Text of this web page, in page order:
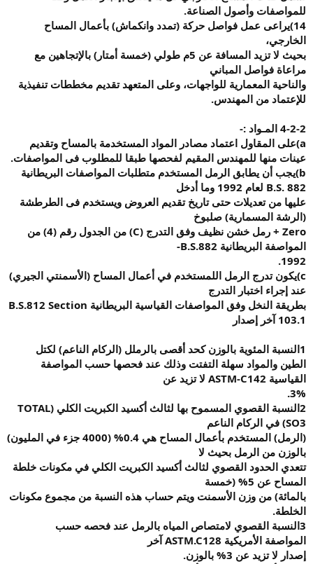
للمواصفات وأصول الصناعة.
14) يراعى عمل فواصل حركة (تمدد وانكماش) بأعمال المساح
الخارجي،
بحيث لا تزيد المسافة عن 5م طولي (خمسة أمتار) بالإتجاهين مع
مراعاة فواصل المباني
والناحية المعمارية للواجهات، وعلى المتعهد تقديم مخططات تنفيذية
للإعتماد من المهندس.
4-2-2 المـواد :-
a) على المقاول اعتماد مصادر المواد المستخدمة بالمساح وتقديم
عينات منها للمهندس المقيم لفحصها طبقا للمطلوب فى المواصفات.
b) يجب أن يطابق الرمل المستخدم متطلبات المواصفات البريطانية
B.S. 882 لعام 1992 وما أدخل
عليها من تعديلات حتى تاريخ تقديم العروض ويستخدم فى الطرطشة
(الرشة المسمارية) صلبوخ
Zero +
رمل خشن نظيف وفق التدرج (C)
من الجدول رقم (4) من
المواصفة البريطانية
1992.
c) يكون تدرج الرمل اللمستخدم في أعمال المساح (الأسمنتي الجيري)
عند إجراء اختبار التدرج
بطريقة النخل وفق المواصفات القياسية البريطانية B.S.812 Section
103.1 آخر إصدار
1النسبة المئوية بالوزن كحد أقصى بالرملل (الركام الناعم) لكتل
الطين والمواد سهلة التفتت وذلك عند فحصها حسب المواصفة
القياسية
لا تزيد عن
3%.
2النسبة القصوي المسموح بها لثالث أكسيد الكبريت الكلي (TOTAL
SO3) في الركام الناعم
(
الرمل) المستخدم بأعمال المساح هي 0.4% (4000 جزء في المليون)
بالوزن من الرمل بحيث لا
تتعدي الحدود القصوي لثالث أكسيد الكبريت الكلي في مكونات خلطة
المساح عن 5% (خمسة
بالمائة) من وزن الأسمنت ويتم حساب هذه النسبة من مجموع مكونات
الخلطة.
3النسبة القصوي لامتصاص المياه بالرمل عند فحصه حسب
المواصفة الأمريكية
آخر
إصدار لا تزيد عن 3% بالوزن
.